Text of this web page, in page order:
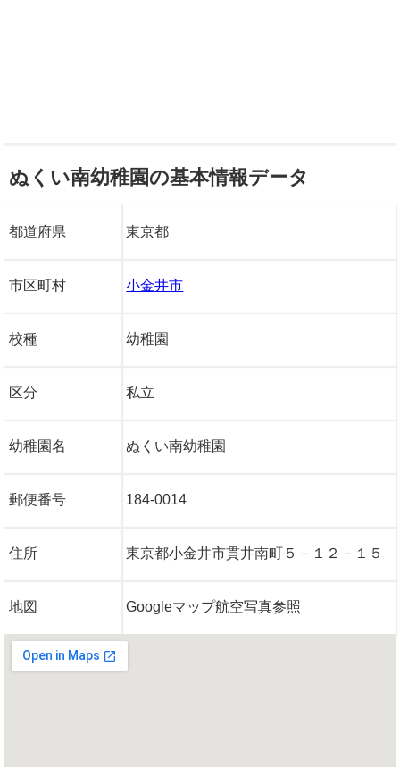
ぬくい南幼稚園の基本情報データ
都道府県 東京都
市区町村 小金井市
校種 幼稚園
区分 私立
幼稚園名 ぬくい南幼稚園
郵便番号 184-0014
住所 東京都小金井市貫井南町５－１２－１５
地図 Googleマップ航空写真参照